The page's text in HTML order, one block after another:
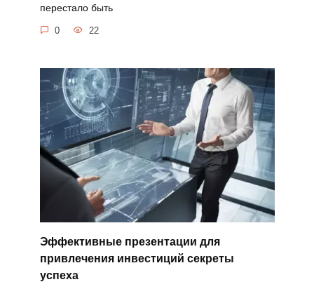
перестало быть
0 22
Эффективные презентации для
привлечения инвестиций секреты
успеха